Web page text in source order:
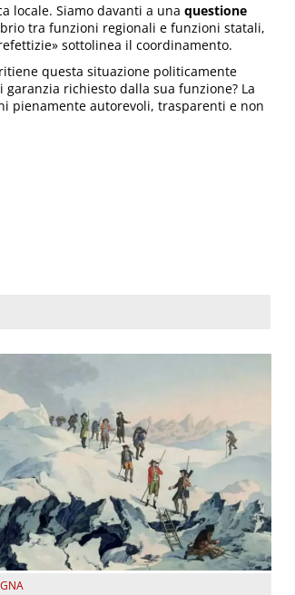
locale. Siamo davanti a una questione
tra funzioni regionali e funzioni statali,
sottolinea il coordinamento.
questa situazione politicamente
richiesto dalla sua funzione? La
pienamente autorevoli, trasparenti e non